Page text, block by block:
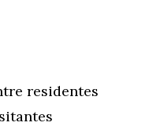
residentes